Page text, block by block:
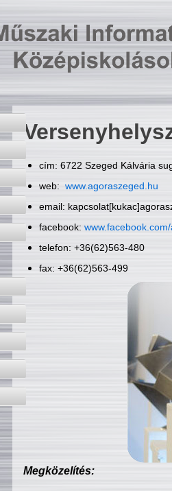
cím: 6722 Szeged Kálvária
web: www.agoraszeged.hu
email:
facebook:
telefon: +36(62)563-480
fax: +36(62)563-499
Megközelítés: